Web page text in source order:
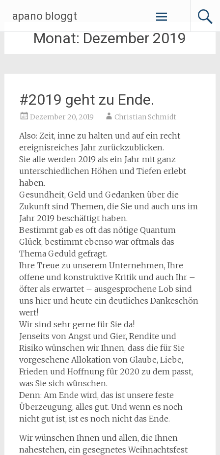
Inhalt
springen
apano bloggt
Monat: Dezember 2019
#2019 geht zu Ende.
Dezember 20, 2019 Christian Schmidt
Also: Zeit, inne zu halten und auf ein recht
ereignisreiches Jahr zurückzublicken.
Sie alle werden 2019 als ein Jahr mit ganz
unterschiedlichen Höhen und Tiefen erlebt
haben.
Gesundheit, Geld und Gedanken über die
Zukunft sind Themen, die Sie und auch uns im
Jahr 2019 beschäftigt haben.
Bestimmt gab es oft das nötige Quantum
Glück, bestimmt ebenso war oftmals das
Thema Geduld gefragt.
Ihre Treue zu unserem Unternehmen, Ihre
offene und konstruktive Kritik und auch Ihr –
öfter als erwartet – ausgesprochene Lob sind
uns hier und heute ein deutliches Dankeschön
wert!
Wir sind sehr gerne für Sie da!
Jenseits von Angst und Gier, Rendite und
Risiko wünschen wir Ihnen, dass die für Sie
vorgesehene Allokation von Glaube, Liebe,
Frieden und Hoffnung für 2020 zu dem passt,
was Sie sich wünschen.
Denn: Am Ende wird, das ist unsere feste
Überzeugung, alles gut. Und wenn es noch
nicht gut ist, ist es noch nicht das Ende.
Wir wünschen Ihnen und allen, die Ihnen
nahestehen, ein gesegnetes Weihnachtsfest